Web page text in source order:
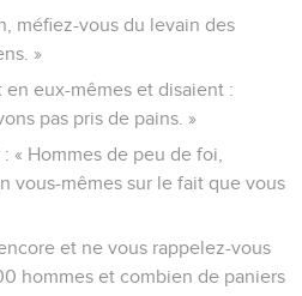
méfiez-vous du levain des
»
en eux-mêmes et disaient :
pas pris de pains. »
« Hommes de peu de foi,
vous-mêmes sur le fait que vous
et ne vous rappelez-vous
hommes et combien de paniers